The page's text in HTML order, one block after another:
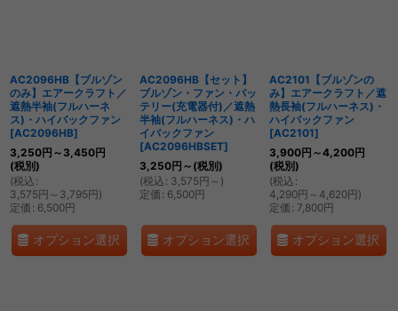
AC2096HB【ブルゾン
のみ】エアークラフト／
遮熱半袖(フルハーネ
ス)・ハイバックファン
[AC2096HB]
3,250円 ～3,450円
(税別)
(税込 :
3,575円 ～3,795円)
定価 : 6,500円
オプション選択
AC2096HB【セット】
ブルゾン・ファン・バッ
テリー(充電器付)／遮熱
半袖(フルハーネス)・ハ
イバックファン
[AC2096HBSET]
3,250円 ～ (税別)
(税込 : 3,575円 ～ )
定価 : 6,500円
オプション選択
AC2101【ブルゾンの
み】エアークラフト／遮
熱長袖(フルハーネス)・
ハイバックファン
[AC2101]
3,900円 ～4,200円
(税別)
(税込 :
4,290円 ～4,620円)
定価 : 7,800円
オプション選択